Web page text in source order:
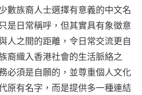
數族裔人士選擇有意義的中文名
是日常稱呼，但其實具有象徵意
人之間的距離，令日常交流更自
裔織入香港社會的生活脈絡之
必須是自願的，並尊重個人文化
原有名字，而是提供多一種連結